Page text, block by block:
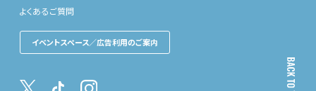
よくあるご質問
イベントスペース／広告利用のご案内